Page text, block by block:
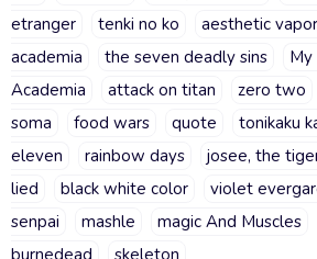
etranger
tenki no ko aesthetic
academia
the seven deadly sins
My
Academia
attack on titan zero two
soma
food wars quote tonikaku
eleven
rainbow days josee, the
lied
black white color violet
senpai
mashle magic And Muscles
burnedead
skeleton